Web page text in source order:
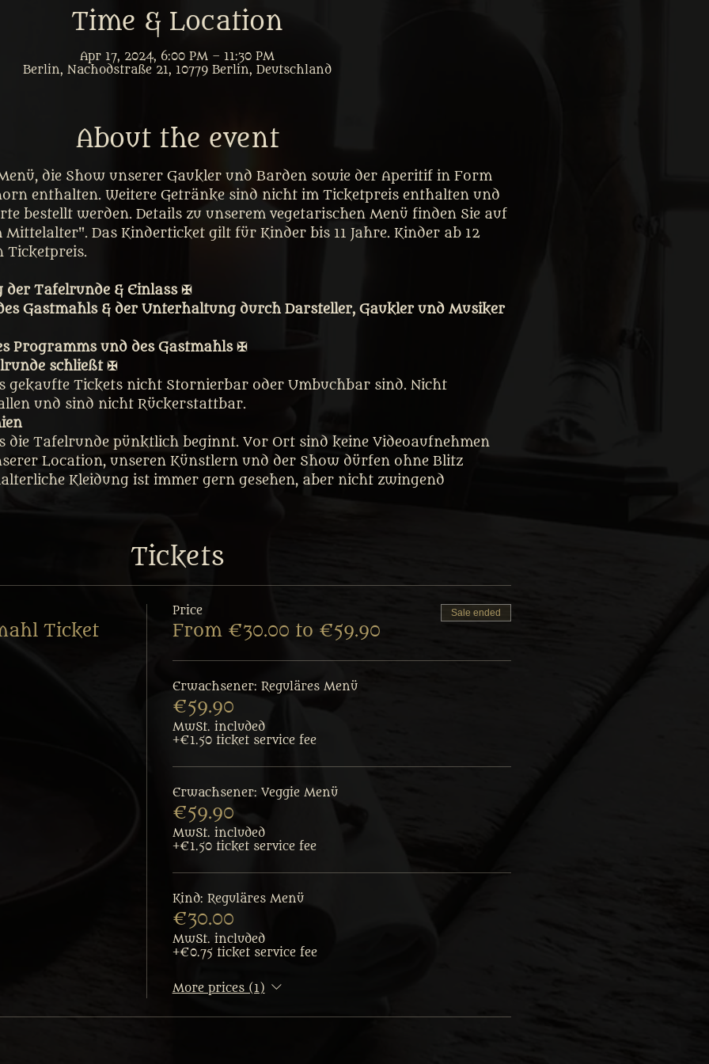
Time & Location
Apr 17, 2024, 6:00 PM – 11:30 PM
Berlin, Nachodstraße 21, 10779 Berlin, Deutschland
About the event
die Show unserer Gaukler und Barden sowie der Aperitif in Form
enthalten. Weitere Getränke sind nicht im Ticketpreis enthalten und
bestellt werden. Details zu unserem vegetarischen Menü finden Sie auf
Mittelalter". Das Kinderticket gilt für Kinder bis 11 Jahre. Kinder ab 12
Ticketpreis.
Tafelrunde & Einlass ✠
Gastmahls & der Unterhaltung durch Darsteller, Gaukler und Musiker
Programms und des Gastmahls ✠
schließt ✠
gekaufte Tickets nicht Stornierbar oder Umbuchbar sind. Nicht
und sind nicht Rückerstattbar.
die Tafelrunde pünktlich beginnt. Vor Ort sind keine Videoaufnehmen
Location, unseren Künstlern und der Show dürfen ohne Blitz
Kleidung ist immer gern gesehen, aber nicht zwingend
Tickets
Ticket
Price
From €30.00 to €59.90
Sale ended
Erwachsener: Reguläres Menü
€59.90
MwSt. included
+€1.50 ticket service fee
Erwachsener: Veggie Menü
€59.90
MwSt. included
+€1.50 ticket service fee
Kind: Reguläres Menü
€30.00
MwSt. included
+€0.75 ticket service fee
More prices (1)